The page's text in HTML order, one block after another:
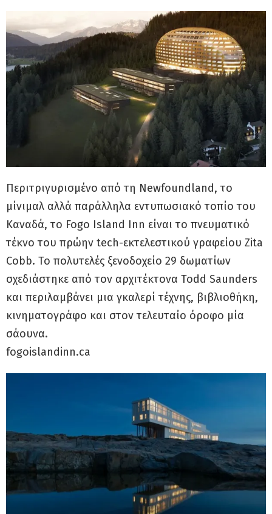
Περιτριγυρισμένο από τη Newfoundland, το
μίνιμαλ αλλά παράλληλα εντυπωσιακό τοπίο του
Καναδά, το Fogo Island Inn είναι το πνευματικό
τέκνο του πρώην tech-εκτελεστικού γραφείου Zita
Cobb. Το πολυτελές ξενοδοχείο 29 δωματίων
σχεδιάστηκε από τον αρχιτέκτονα Todd Saunders
και περιλαμβάνει μια γκαλερί τέχνης, βιβλιοθήκη,
κινηματογράφο και στον τελευταίο όροφο μία
σάουνα.
fogoislandinn.ca